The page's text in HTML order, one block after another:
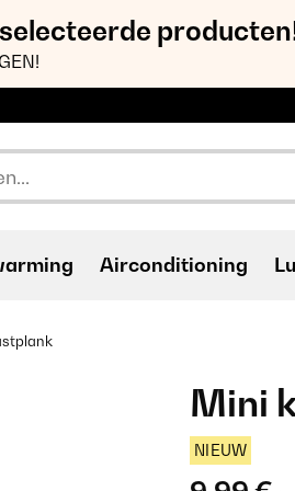
Airconditioning
Mini
NIEUW